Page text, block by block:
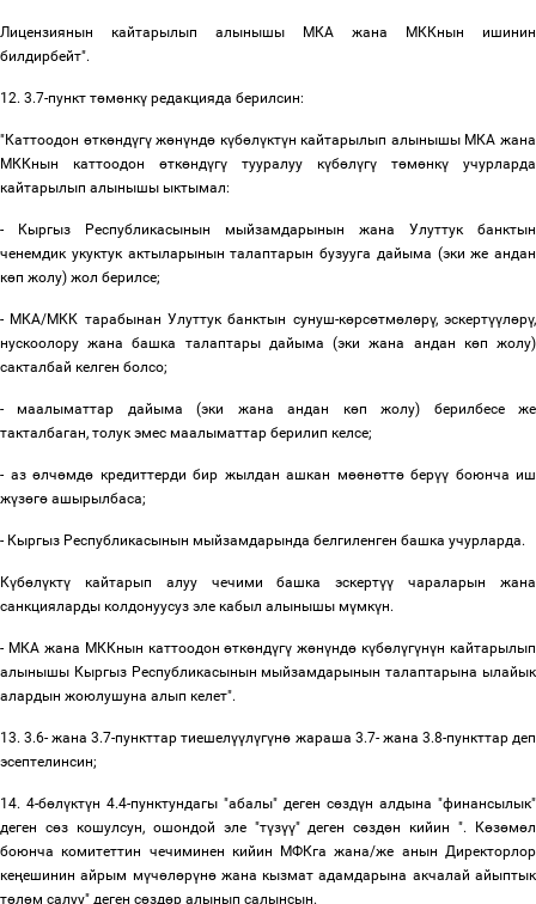
Лицензиянын кайтарылып алынышы МКА жана МККнын ишинин
билдирбейт".
12. 3.7-пункт төмөнкү редакцияда берилсин:
"Каттоодон өткөндүгүжөнүндө күбөлүктүн кайтарылып алынышы МКА жана
МККнын каттоодон өткөндүгү тууралуу күбөлүгү төмөнкү учурларда
кайтарылып алынышы ыктымал:
- Кыргыз Республикасынын мыйзамдарынын жана Улуттук банктын
ченемдик укуктук актыларынын талаптарын бузууга дайыма (эки же андан
көп жолу) жол берилсе;
- МКА/МКК тарабынан Улуттук банктын сунуш-көрсөтмөлөрү, эскертүүлөрү,
нускоолору жана башка талаптары дайыма (эки жана андан көп жолу)
сакталбай келген болсо;
- маалыматтар дайыма (эки жана андан көп жолу) берилбесе же
такталбаган, толук эмес маалыматтар берилип келсе;
- аз өлчөмдө кредиттерди бир жылдан ашкан мөөнөттөберүү боюнча иш
жүзөгө ашырылбаса;
- Кыргыз Республикасынын мыйзамдарында белгиленген башка учурларда.
Күбөлүктү кайтарып алуу чечими башка эскертүү чараларын жана
санкцияларды колдонуусуз эле кабыл алынышы мүмкүн.
- МКА жана МККнын каттоодонөткөндүгү жөнүндө күбөлүгүнүн кайтарылып
алынышы Кыргыз Республикасынын мыйзамдарынын талаптарына ылайык
алардын жоюлушуна алып келет".
13. 3.6- жана 3.7-пункттар тиешелүүлүгүнө жараша 3.7- жана 3.8-пункттар деп
эсептелинсин;
14. 4-бөлүктүн 4.4-пунктундагы "абалы" деген сөздүн алдына "финансылык"
деген сөз кошулсун, ошондой эле "түзүү" деген сөздөн кийин ". Көзөмөл
боюнча комитеттин чечиминен кийин МФКга жана/же анын Директорлор
кеңешинин айрым мүчөлөрүнөжана кызмат адамдарына акчалай айыптык
төлөм салуу" деген сөздөр алынып салынсын.